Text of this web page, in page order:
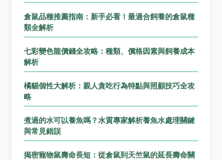
倉鼠品種推薦指南：新手必看！最適合飼養的倉鼠種
類全解析
七彩變色龍價錢全攻略：種類、價格因素與飼養成本
解析
橘貓個性大解析：親人貪吃行為特點與照顧技巧全攻
略
煮過的水可以養魚嗎？水質專家解析養魚水處理關鍵
與常見錯誤
揭密寵物鼠壽命長短：從倉鼠到天竺鼠的延長壽命關